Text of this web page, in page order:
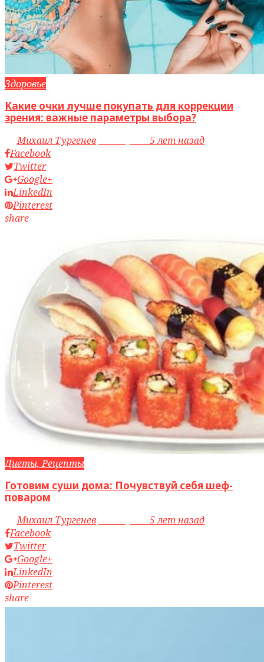
Здоровье
Какие очки лучше покупать для коррекции
зрения: важные параметры выбора?
byМихаил Тургенев
5 лет назад
Facebook
Twitter
Google+
LinkedIn
Pinterest
share
Диеты, Рецепты
Готовим суши дома: Почувствуй себя шеф-
поваром
byМихаил Тургенев
5 лет назад
Facebook
Twitter
Google+
LinkedIn
Pinterest
share